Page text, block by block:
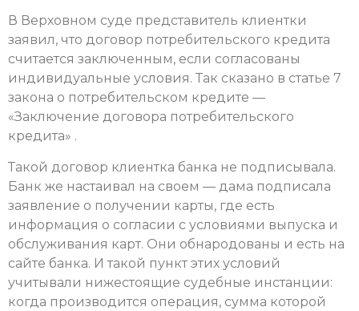
В Верховном суде представитель клиентки
заявил, что договор потребительского кредита
считается заключенным, если согласованы
индивидуальные условия. Так сказано в статье 7
закона о потребительском кредите —
«Заключение договора потребительского
кредита» .
Такой договор клиентка банка не подписывала.
Банк же настаивал на своем — дама подписала
заявление о получении карты, где есть
информация о согласии с условиями выпуска и
обслуживания карт. Они обнародованы и есть на
сайте банка. И такой пункт этих условий
учитывали нижестоящие судебные инстанции:
когда производится операция, сумма которой